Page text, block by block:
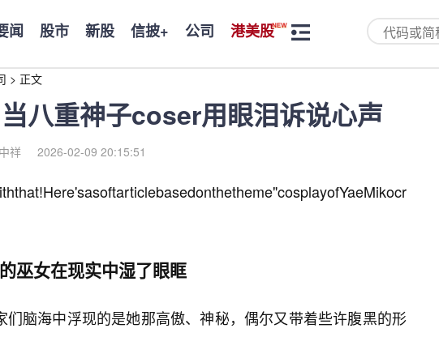
闻 股市 新股 信披+ 公司 港美股
> 正文
八重神子coser用眼泪诉说心声
祥 2026-02-09 20:15:51
巫女在现实中湿了眼眶
们脑海中浮现的是她那高傲、神秘，偶尔又带着些许腹黑的形